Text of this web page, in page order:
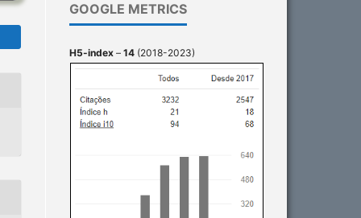
GOOGLE METRICS
H5-index – 14 (2018-2023)